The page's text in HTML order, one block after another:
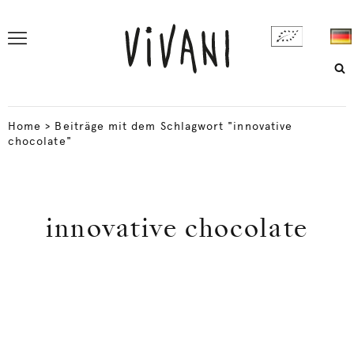
Home > Beiträge mit dem Schlagwort "innovative
chocolate"
innovative chocolate